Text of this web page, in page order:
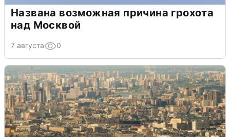
Названа возможная причина грохота
над Москвой
7 августа 0